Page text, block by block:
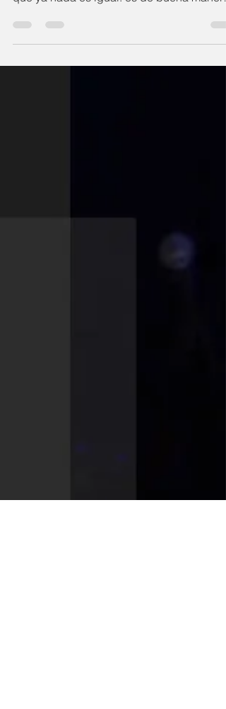
Estaba jubilado hasta que conocí a mi
esposa. simplemente todo cambió. Te digo
que ya nada es igual. es de buena manera.